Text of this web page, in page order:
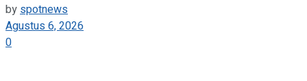
by spotnews
Agustus 6, 2026
0